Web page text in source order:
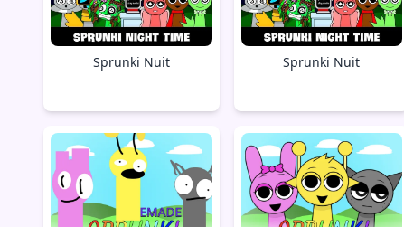
Sprunki Nuit
Sprunki Nuit